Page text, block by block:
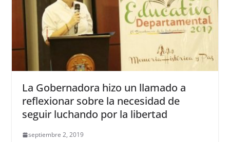
La Gobernadora hizo un llamado a
reflexionar sobre la necesidad de
seguir luchando por la libertad
septiembre 2, 2019